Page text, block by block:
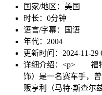
国家/地区： 美国
时长： 0分钟
语言/字幕：
国语
年代： 2004
更新时间： 2024-11-29
详细介绍： <p> 福特
饰）是一名赛车手，
贩亨利（马特·斯查尔